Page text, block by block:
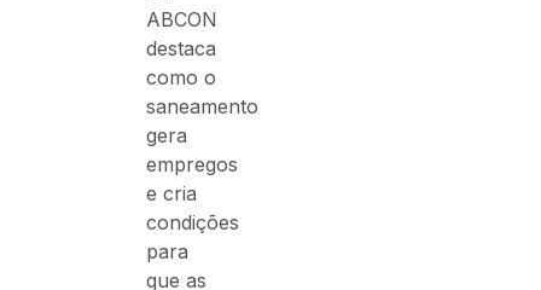
ABCON
destaca
como o
saneamento
gera
empregos
e cria
condições
para
que as